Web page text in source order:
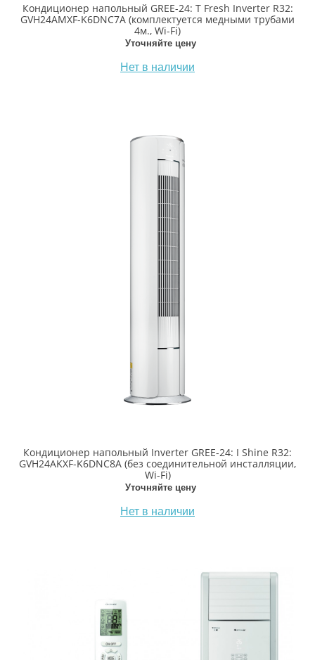
Кондиционер напольный GREE-24: T Fresh Inverter R32:
GVH24AMXF-K6DNC7A (комплектуется медными трубами
4м., Wi-Fi)
Уточняйте цену
Нет в наличии
Кондиционер напольный Inverter GREE-24: I Shine R32:
GVH24AKXF-K6DNC8A (без соединительной инсталляции,
Wi-Fi)
Уточняйте цену
Нет в наличии